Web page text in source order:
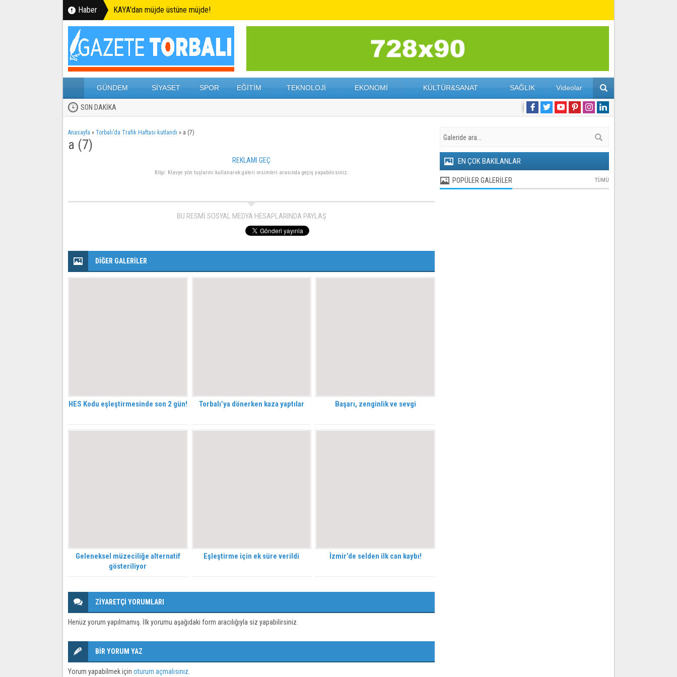
Haber KAYA'dan müjde üstüne müjde!
GÜNDEM SİYASET SPOR EĞİTİM TEKNOLOJİ EKONOMİ KÜLTÜR&SANAT SAĞLIK Videolar
SON DAKİKA
Anasayfa » Torbalı’da Trafik Haftası kutlandı » a (7)
a (7)
REKLAMI GEÇ
Bilgi: Klavye yön tuşlarını kullanarak galeri resimleri arasında geçiş yapabilirsiniz.
BU RESMİ SOSYAL MEDYA HESAPLARINDA PAYLAŞ
DİĞER GALERİLER
HES Kodu eşleştirmesinde son 2 gün! Torbalı’ya dönerken kaza yaptılar Başarı, zenginlik ve sevgi
Geleneksel müzeciliğe alternatif
gösteriliyor
Eşleştirme için ek süre verildi İzmir’de selden ilk can kaybı!
ZİYARETÇİ YORUMLARI
Henüz yorum yapılmamış. İlk yorumu aşağıdaki form aracılığıyla siz yapabilirsiniz.
BİR YORUM YAZ
Yorum yapabilmek için oturum açmalısınız.
EN ÇOK BAKILANLAR
POPÜLER GALERİLER TÜMÜ